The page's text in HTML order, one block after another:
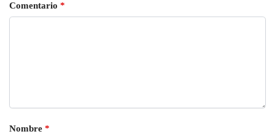
Comentario *
Nombre *